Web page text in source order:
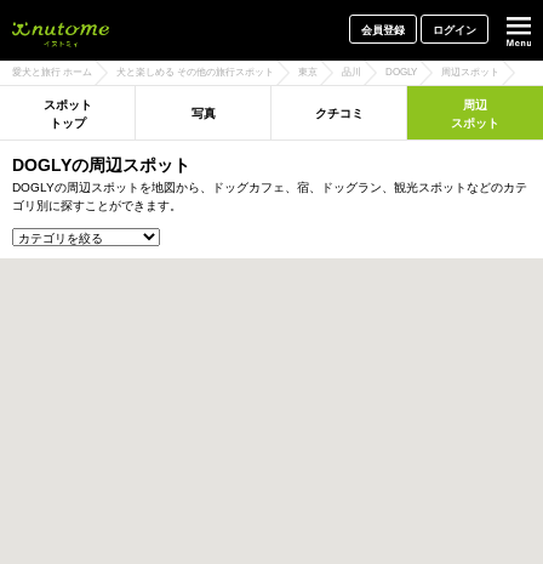
会員登録 ログイン
愛犬と旅行 ホーム 犬と楽しめる その他の旅行スポット 東京 品川 DOGLY 周辺スポット
スポット
トップ
写真 クチコミ
周辺
スポット
DOGLYの周辺スポット
DOGLYの周辺スポットを地図から、ドッグカフェ、宿、ドッグラン、観光スポットなどのカテ
ゴリ別に探すことができます。